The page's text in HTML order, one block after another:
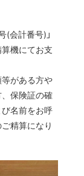
(会計番号)」
機にてお支
がある方や
保険証の確
名前をお呼
精算になり